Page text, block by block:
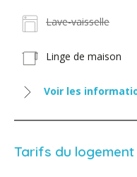
Lave-vaisselle
Linge de maison
Voir les
Tarifs du logement